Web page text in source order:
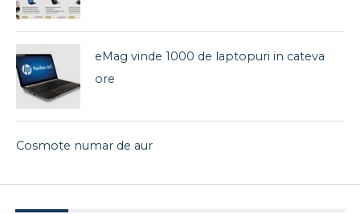
eMag vinde 1000 de laptopuri in cateva
ore
Cosmote numar de aur